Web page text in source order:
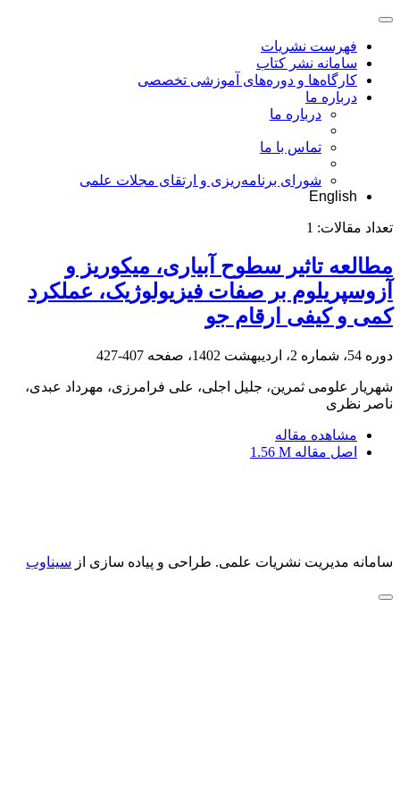
فهرست نشریات
سامانه نشر کتاب
کارگاه‌ها و دوره‌های آموزشی تخصصی
درباره ما
درباره ما
تماس با ما
شورای برنامه‌ریزی و ارتقای مجلات علمی
English
تعداد مقالات: 1
مطالعه تاثیر سطوح آبیاری، میکوریز و
آزوسپریلوم بر صفات فیزیولوژیک، عملکرد
کمی و کیفی ارقام جو
دوره 54، شماره 2، اردیبهشت 1402، صفحه 407-427
شهریار علومی ثمرین، جلیل اجلی، علی فرامرزی، مهرداد عبدی،
ناصر نظری
مشاهده مقاله
اصل مقاله 1.56 M
سامانه مدیریت نشریات علمی. طراحی و پیاده سازی از سیناوب